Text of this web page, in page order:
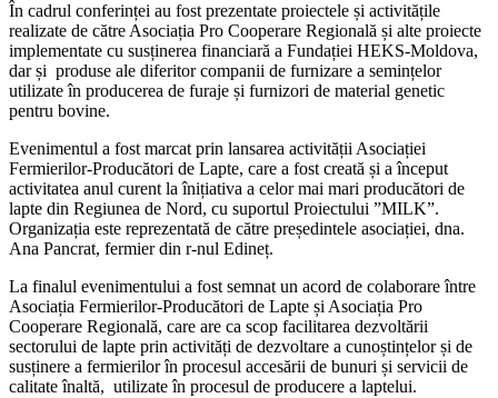
În cadrul conferinței au fost prezentate proiectele și activitățile
realizate de către Asociația Pro Cooperare Regională și alte proiecte
implementate cu susținerea financiară a Fundației HEKS-Moldova,
dar și produse ale diferitor companii de furnizare a semințelor
utilizate în producerea de furaje și furnizori de material genetic
pentru bovine.
Evenimentul a fost marcat prin lansarea activității Asociației
Fermierilor-Producători de Lapte, care a fost creată și a început
activitatea anul curent la înițiativa a celor mai mari producători de
lapte din Regiunea de Nord, cu suportul Proiectului ”MILK”.
Organizația este reprezentată de către președintele asociației, dna.
Ana Pancrat, fermier din r-nul Edineț.
La finalul evenimentului a fost semnat un acord de colaborare între
Asociația Fermierilor-Producători de Lapte și Asociația Pro
Cooperare Regională, care are ca scop facilitarea dezvoltării
sectorului de lapte prin activități de dezvoltare a cunoștințelor și de
susținere a fermierilor în procesul accesării de bunuri și servicii de
calitate înaltă, utilizate în procesul de producere a laptelui.